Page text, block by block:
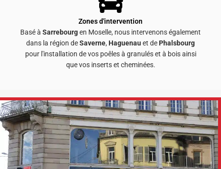
Zones d'intervention
Basé à Sarrebourgen Moselle, nous intervenons également
dans la région deSaverne, Haguenau et de Phalsbourg
pour l'installation de vos poêles à granulés et à bois ainsi
que vos inserts et cheminées.